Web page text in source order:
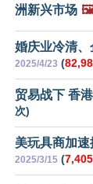
洲新兴市场
婚庆业冷清
2025/4/23 (
贸易战下 香
次)
美玩具商加
2025/3/15 (7,405